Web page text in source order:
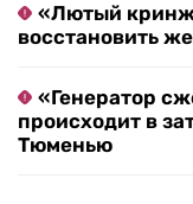
«Лютый
восстановить
«Генератор
происходит в
Тюменью